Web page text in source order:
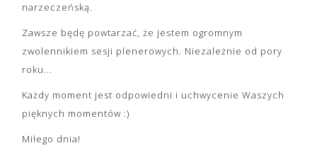
narzeczeńską.
Zawsze będę powtarzać, że jestem ogromnym
zwolennikiem sesji plenerowych. Niezależnie od pory
roku...
Każdy moment jest odpowiedni i uchwycenie Waszych
pięknych momentów :)
Miłego dnia!